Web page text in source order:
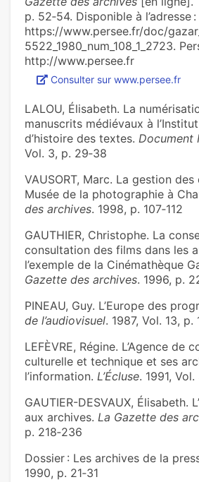
p. 52‑54. Disponible à l’adresse :
https://www.persee.fr/doc/
5522_1980_num_108_1_2723.
http://www.persee.fr
Consulter sur www.persee.fr
LALOU, Élisabeth. La
manuscrits médiévaux à
d’histoire des textes. Document
Vol. 3, p. 29‑38
VAUSORT, Marc. La gestion
Musée de la photographie à
des archives. 1998, p. 107‑112
GAUTHIER, Christophe. La
consultation des films dans les
l’exemple de la Cinémathèque
Gazette des archives. 1996, p.
PINEAU, Guy. L’Europe des
de l’audiovisuel. 1987, Vol. 13, p.
LEFÈVRE, Régine. L’Agence de
culturelle et technique et ses
l’information. L’Écluse. 1991, Vol.
GAUTIER-DESVAUX, Élisabeth.
aux archives. La Gazette des
p. 218‑236
Dossier : Les archives de la
1990, p. 21‑31